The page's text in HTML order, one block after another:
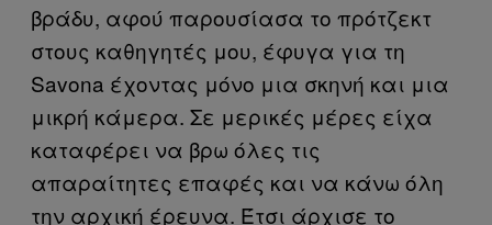
βράδυ, αφού παρουσίασα το πρότζεκτ
στους καθηγητές μου, έφυγα για τη
Savona έχοντας μόνο μια σκηνή και μια
μικρή κάμερα. Σε μερικές μέρες είχα
καταφέρει να βρω όλες τις
απαραίτητες επαφές και να κάνω όλη
την αρχική έρευνα. Έτσι άρχισε το